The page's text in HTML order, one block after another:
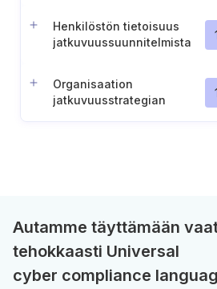
Henkilöstön tietoisuus
jatkuvuussuunnitelmista
Organisaation
jatkuvuusstrategian
Autamme täyttämään
tehokkaasti Universal
cyber compliance